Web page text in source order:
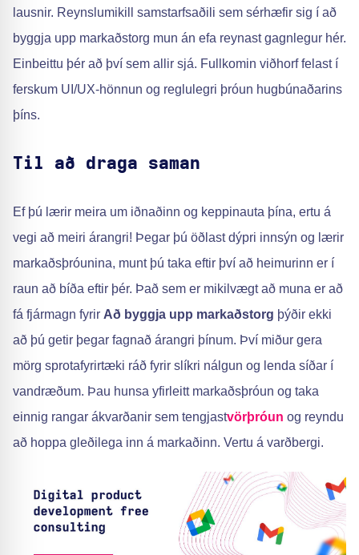
lausnir. Reynslumikill samstarfsaðili sem sérhæfir sig í að
byggja upp markaðstorg mun án efa reynast gagnlegur hér.
Einbeittu þér að því sem allir sjá. Fullkomin viðhorf felast í
ferskum UI/UX-hönnun og reglulegri þróun hugbúnaðarins
þíns.
Til að draga saman
Ef þú lærir meira um iðnaðinn og keppinauta þína, ertu á
vegi að meiri árangri! Þegar þú öðlast dýpri innsýn og lærir
markaðsþróunina, munt þú taka eftir því að heimurinn er í
raun að bíða eftir þér. Það sem er mikilvægt að muna er að
fá fjármagn fyrir Að byggja upp markaðstorg þýðir ekki
að þú getir þegar fagnað árangri þínum. Því miður gera
mörg sprotafyrirtæki ráð fyrir slíkri nálgun og lenda síðar í
vandræðum. Þau hunsa yfirleitt markaðsþróun og taka
einnig rangar ákvarðanir sem tengjastvörþróun og reyndu
að hoppa gleðilega inn á markaðinn. Vertu á varðbergi.